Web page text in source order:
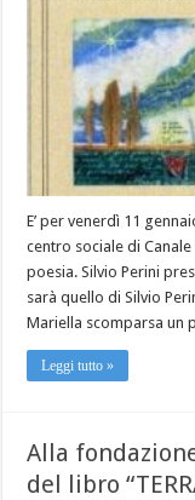
E’ per venerdì 11
centro sociale di
poesia. Silvio Perini
sarà quello di Silvio
Mariella scomparsa un
Leggi tutto »
Alla
del libro